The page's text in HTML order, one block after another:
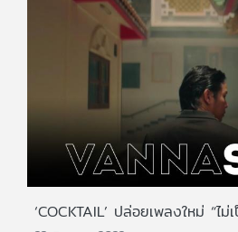
‘COCKTAIL’ ปล่อยเพลงใหม่ “ไม่